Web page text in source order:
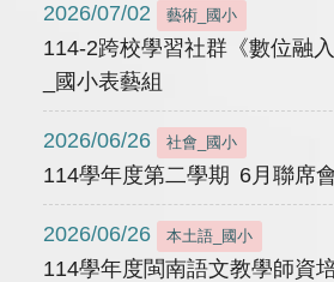
2026/07/02 藝術_國小
114-2跨校學習社群《數位融
_國小表藝組
2026/06/26 社會_國小
114學年度第二學期 6月聯席
2026/06/26 本土語_國小
114學年度閩南語文教學師資